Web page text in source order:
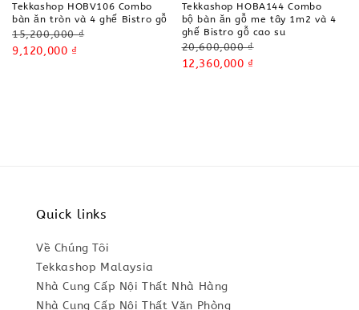
Tekkashop HOBV106 Combo
bàn ăn tròn và 4 ghế Bistro gỗ
Regular
price
15,200,000 ₫
Sale
9,120,000 ₫
Tekkashop HOBA144 Combo
bộ bàn ăn gỗ me tây 1m2 và 4
ghế Bistro gỗ cao su
Regular
price
20,600,000 ₫
Sale
12,360,000 ₫
Quick links
Về Chúng Tôi
Tekkashop Malaysia
Nhà Cung Cấp Nội Thất Nhà Hàng
Nhà Cung Cấp Nội Thất Văn Phòng